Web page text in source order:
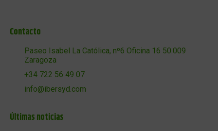
Contacto
Paseo Isabel La Católica, nº6 Oficina 16 50.009
Zaragoza
+34 722 56 49 07
info@ibersyd.com
Últimas noticias